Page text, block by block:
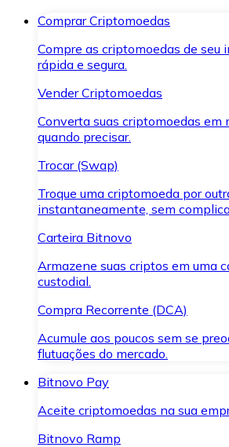
Comprar Criptomoedas
Compre as criptomoedas de seu
rápida e segura.
Vender Criptomoedas
Converta suas criptomoedas em
quando precisar.
Trocar (Swap)
Troque uma criptomoeda por
instantaneamente, sem
Carteira Bitnovo
Armazene suas criptos em uma
custodial.
Compra Recorrente (DCA)
Acumule aos poucos sem se
flutuações do mercado.
Bitnovo Pay
Aceite criptomoedas na sua
Bitnovo Ramp